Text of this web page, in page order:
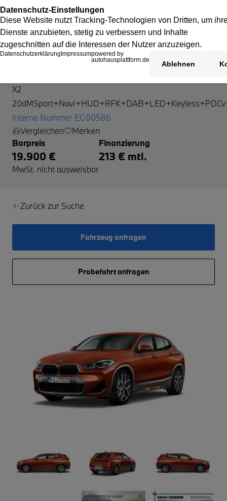
X2
Interne Nummer EG00586
Vergleichen
Merken
Barpreis
19.900 €
MwSt. nicht ausweisbar
Finanzierung
213 € mtl.
Zurück zur Suche
Fahrzeug anfragen
Probefahrt anfragen